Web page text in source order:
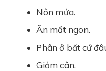
Nôn mửa.
Ăn mất ngon.
Phân ở bất cứ
Giảm cân.